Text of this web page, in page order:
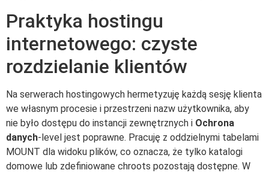
Praktyka hostingu
internetowego: czyste
rozdzielanie klientów
Na serwerach hostingowych hermetyzuję każdą sesję klienta
we własnym procesie i przestrzeni nazw użytkownika, aby
nie było dostępu do instancji zewnętrznych i Ochrona
danych-level jest poprawne. Pracuję z oddzielnymi tabelami
MOUNT dla widoku plików, co oznacza, że tylko katalogi
domowe lub zdefiniowane chroots pozostają dostępne. W